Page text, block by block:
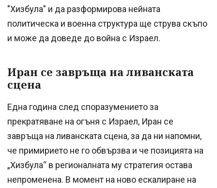
"Хизбула" и да разформирова нейната
политическа и военна структура ще струва скъпо
и може да доведе до война с Израел.
Иран се завръща на ливанската
сцена
Една година след споразумението за
прекратяване на огъня с Израел, Иран се
завръща на ливанската сцена, за да ни напомни,
че примирието не го обвързва и че позицията на
„Хизбула“ в регионалната му стратегия остава
непроменена. В момент на ново ескалиране на